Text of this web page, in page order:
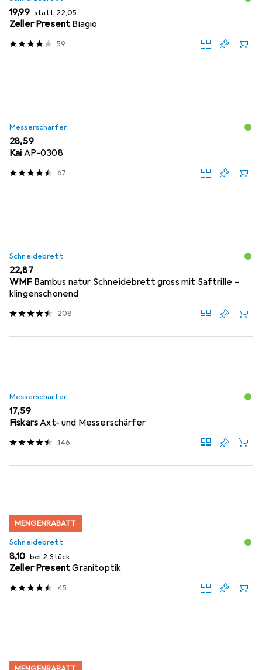
EUR
19,99 statt EUR
22,05
Zeller Present Biagio
59
Messerschärfer
EUR
28,59
Kai AP-0308
67
Schneidebrett
EUR
22,87
WMF Bambus natur Schneidebrett gross mit Saftrille –
klingenschonend
208
Messerschärfer
EUR
17,59
FiskarsAxt- und Messerschärfer
146
MENGENRABATT
Schneidebrett
EUR
8,10 bei 2 Stück
Zeller PresentGranitoptik
45